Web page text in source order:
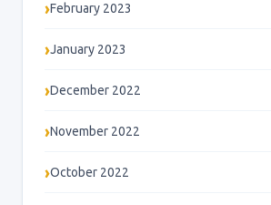
February 2023
January 2023
December 2022
November 2022
October 2022